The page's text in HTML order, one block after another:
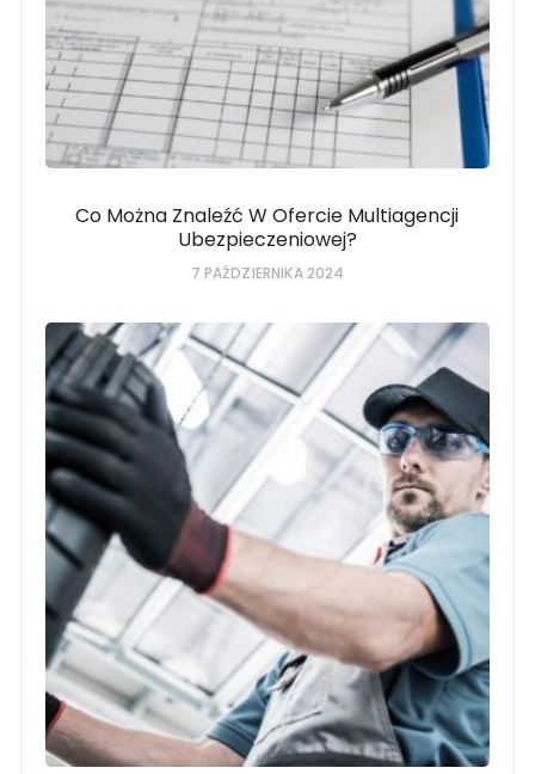
Co Można Znaleźć W Ofercie Multiagencji
Ubezpieczeniowej?
7 PAŹDZIERNIKA 2024